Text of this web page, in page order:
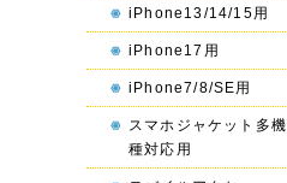
iPhone13/14/15用
iPhone17用
iPhone7/8/SE用
スマホジャケット多機
種対応用